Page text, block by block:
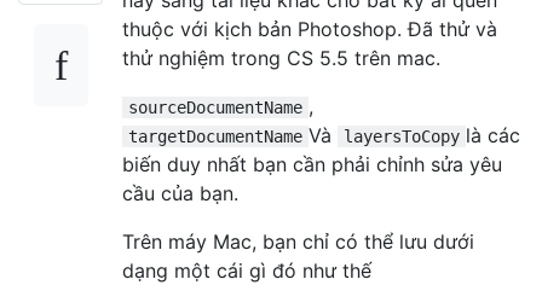
thuộc với kịch bản Photoshop. Đã thử và
thử nghiệm trong CS 5.5 trên mac.
sourceDocumentName ,
targetDocumentName Và layersToCopy là các
biến duy nhất bạn cần phải chỉnh sửa yêu
cầu của bạn.
Trên máy Mac, bạn chỉ có thể lưu dưới
dạng một cái gì đó như thế